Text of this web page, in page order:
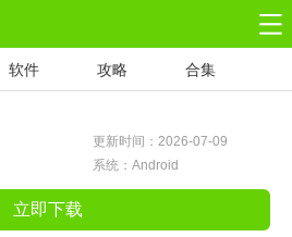
软件 攻略 合集
更新时间：2026-07-09
系统：Android
立即下载